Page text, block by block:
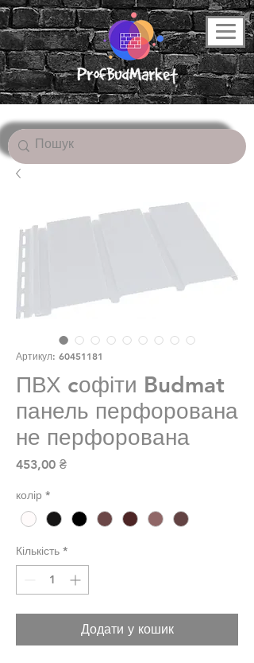
Артикул: 60451181
ПВХ cофіти Budmat
панель перфорована
не перфорована
453,00 ₴Ціна
колір *
Кількість *
Додати у кошик